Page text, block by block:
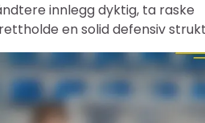
innlegg dyktig, ta raske
en solid defensiv